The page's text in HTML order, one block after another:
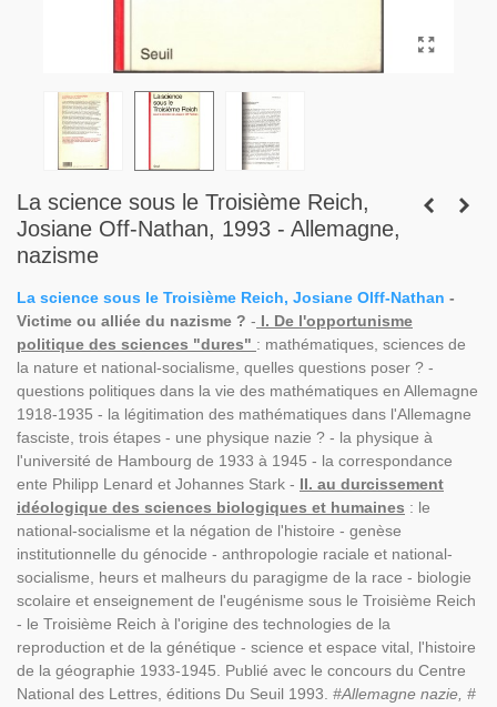
La science sous le Troisième Reich,
Josiane Off-Nathan, 1993 - Allemagne,
nazisme
La science sous le Troisième Reich, Josiane Olff-Nathan -
Victime ou alliée du nazisme ? - I. De l'opportunisme
politique des sciences "dures" : mathématiques, sciences de
la nature et national-socialisme, quelles questions poser ? -
questions politiques dans la vie des mathématiques en Allemagne
1918-1935 - la légitimation des mathématiques dans l'Allemagne
fasciste, trois étapes - une physique nazie ? - la physique à
l'université de Hambourg de 1933 à 1945 - la correspondance
ente Philipp Lenard et Johannes Stark - II. au durcissement
idéologique des sciences biologiques et humaines : le
national-socialisme et la négation de l'histoire - genèse
institutionnelle du génocide - anthropologie raciale et national-
socialisme, heurs et malheurs du paragigme de la race - biologie
scolaire et enseignement de l'eugénisme sous le Troisième Reich
- le Troisième Reich à l'origine des technologies de la
reproduction et de la génétique - science et espace vital, l'histoire
de la géographie 1933-1945. Publié avec le concours du Centre
National des Lettres, éditions Du Seuil 1993. #Allemagne nazie, #